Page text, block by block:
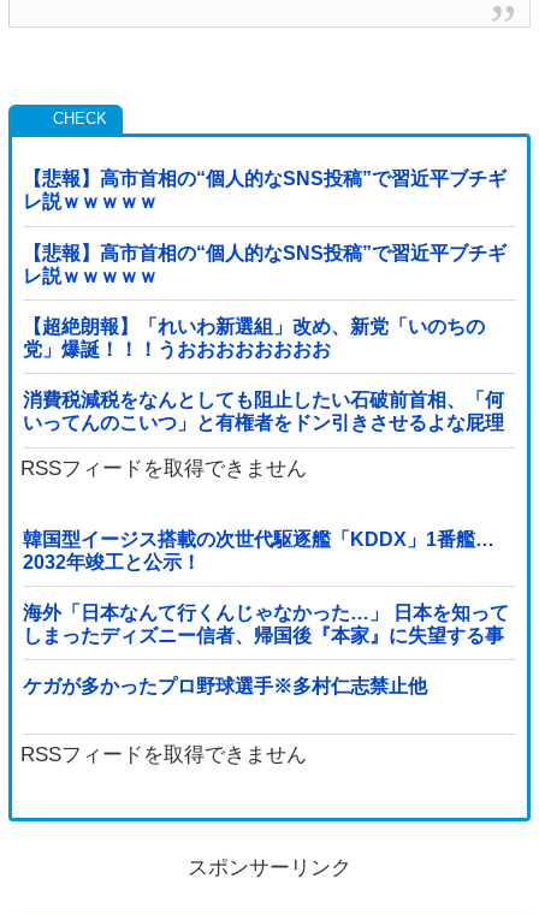
【悲報】高市首相の“個人的なSNS投稿”で習近平ブチギ
レ説ｗｗｗｗｗ
【悲報】高市首相の“個人的なSNS投稿”で習近平ブチギ
レ説ｗｗｗｗｗ
【超絶朗報】「れいわ新選組」改め、新党「いのちの
党」爆誕！！！うおおおおおおおお
消費税減税をなんとしても阻止したい石破前首相、「何
いってんのこいつ」と有権者をドン引きさせるよな屁理
屈を……
RSSフィードを取得できません
韓国型イージス搭載の次世代駆逐艦「KDDX」1番艦…
2032年竣工と公示！
海外「日本なんて行くんじゃなかった…」 日本を知って
しまったディズニー信者、帰国後『本家』に失望する事
態に
ケガが多かったプロ野球選手※多村仁志禁止他
RSSフィードを取得できません
スポンサーリンク